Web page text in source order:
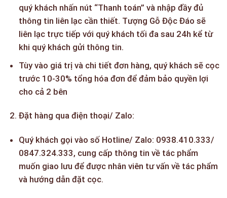
quý khách nhấn nút “Thanh toán” và nhập đầy đủ
thông tin liên lạc cần thiết. Tượng Gỗ Độc Đáo sẽ
liên lạc trực tiếp với quý khách tối đa sau 24h kể từ
khi quý khách gửi thông tin.
Tùy vào giá trị và chi tiết đơn hàng, quý khách sẽ cọc
trước 10-30% tổng hóa đơn để đảm bảo quyền lợi
cho cả 2 bên
Đặt hàng qua điện thoại/ Zalo:
Quý khách gọi vào số Hotline/ Zalo: 0938.410.333/
0847.324.333, cung cấp thông tin về tác phẩm
muốn giao lưu để được nhân viên tư vấn về tác phẩm
và hướng dẫn đặt cọc.